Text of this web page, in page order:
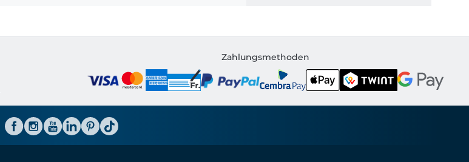
Zahlungsmethoden